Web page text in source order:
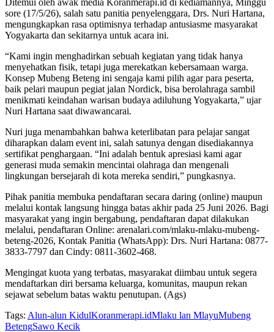
sore (17/5/26), salah satu panitia penyelenggara, Drs. Nuri Hartana,
mengungkapkan rasa optimisnya terhadap antusiasme masyarakat
Yogyakarta dan sekitarnya untuk acara ini.
“Kami ingin menghadirkan sebuah kegiatan yang tidak hanya
menyehatkan fisik, tetapi juga merekatkan kebersamaan warga.
Konsep Mubeng Beteng ini sengaja kami pilih agar para peserta,
baik pelari maupun pegiat jalan Nordick, bisa berolahraga sambil
menikmati keindahan warisan budaya adiluhung Yogyakarta,” ujar
Nuri Hartana saat diwawancarai.
Nuri juga menambahkan bahwa keterlibatan para pelajar sangat
diharapkan dalam event ini, salah satunya dengan disediakannya
sertifikat penghargaan. “Ini adalah bentuk apresiasi kami agar
generasi muda semakin mencintai olahraga dan mengenali
lingkungan bersejarah di kota mereka sendiri,” pungkasnya.
Pihak panitia membuka pendaftaran secara daring (online) maupun
melalui kontak langsung hingga batas akhir pada 25 Juni 2026. Bagi
masyarakat yang ingin bergabung, pendaftaran dapat dilakukan
melalui, pendaftaran Online: arenalari.com/mlaku-mlaku-mubeng-
beteng-2026, Kontak Panitia (WhatsApp): Drs. Nuri Hartana: 0877-
3833-7797 dan Cindy: 0811-3602-468.
Mengingat kuota yang terbatas, masyarakat diimbau untuk segera
mendaftarkan diri bersama keluarga, komunitas, maupun rekan
sejawat sebelum batas waktu penutupan. (Ags)
Tags: Alun-alun KidulKoranmerapi.idMlaku lan MlayuMubeng
BetengSawo Kecik